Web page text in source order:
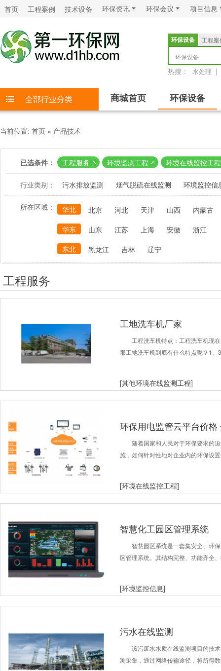
首页 工程案例 技术设备 环保资讯 环保会议 项目信息
环保设备
工程案
环保设备
热搜： 水处理 |
全部行业分类 商城首页 环保设备
当前位置: 首页 » 产品技术
已选条件： 工程服务 环境监测工程 环境在线监控工程
行业类别： 污水排放监测 烟气脱硫在线监测 环境监控信
所在区域： 华北 北京 河北 天津 山西
内蒙古
华东
山东 江苏 上海 安徽
浙江
东北
黑龙江 吉林 辽宁
工程服务
工地洗车机厂家
工程洗车机特点：工程洗车机现
那工地洗车机到底有什么特点呢？1、
[其他环境在线监测工程]
环保用电监管云平台价
随着国家和人民对于环保要求的
施，如何针对性地对企业内的环保设
[环境在线监控工程]
智慧化工园区管理系统
智慧园区系统是一套集安全、环
区管理系统。其结构完整、功能齐全
[环境监控信息]
污水在线监测
该污废水水质在线监测项目的技
测采集，通过网络传输途径，将所得